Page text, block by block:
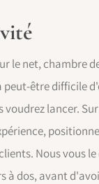
le net,
être difficile
lancer.
Nous vous
à dos, avant